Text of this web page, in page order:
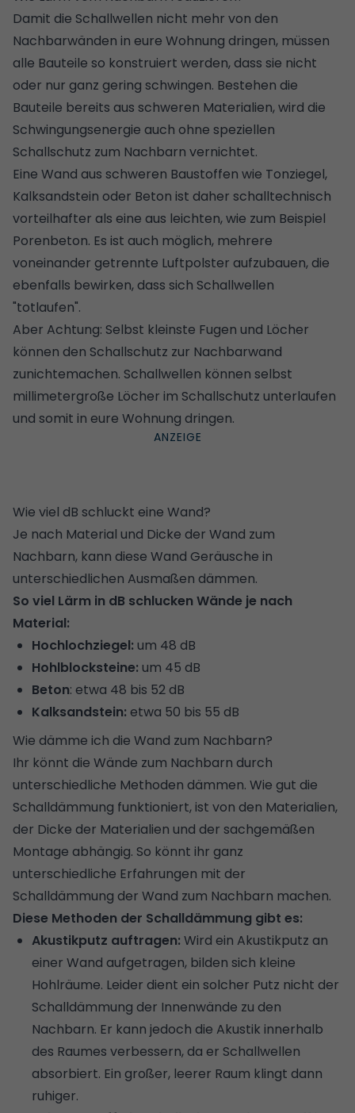
Damit die Schallwellen nicht mehr von den
Nachbarwänden in eure Wohnung dringen, müssen
alle Bauteile so konstruiert werden, dass sie nicht
oder nur ganz gering schwingen. Bestehen die
Bauteile bereits aus schweren Materialien, wird die
Schwingungsenergie auch ohne speziellen
Schallschutz zum Nachbarn vernichtet.
Eine Wand aus schweren Baustoffen wie Tonziegel,
Kalksandstein oder Beton ist daher schalltechnisch
vorteilhafter als eine aus leichten, wie zum Beispiel
Porenbeton. Es ist auch möglich, mehrere
voneinander getrennte Luftpolster aufzubauen, die
ebenfalls bewirken, dass sich Schallwellen
"totlaufen".
Aber Achtung: Selbst kleinste Fugen und Löcher
können den Schallschutz zur Nachbarwand
zunichtemachen. Schallwellen können selbst
millimetergroße Löcher im Schallschutz unterlaufen
und somit in eure Wohnung dringen.
Wie viel dB schluckt eine Wand?
Je nach Material und Dicke der Wand zum
Nachbarn, kann diese Wand Geräusche in
unterschiedlichen Ausmaßen dämmen.
So viel Lärm in dB schlucken Wände je nach
Material:
Hochlochziegel: um 48 dB
Hohlblocksteine: um 45 dB
Beton: etwa 48 bis 52 dB
Kalksandstein: etwa 50 bis 55 dB
Wie dämme ich die Wand zum Nachbarn?
Ihr könnt die Wände zum Nachbarn durch
unterschiedliche Methoden dämmen. Wie gut die
Schalldämmung funktioniert, ist von den Materialien,
der Dicke der Materialien und der sachgemäßen
Montage abhängig. So könnt ihr ganz
unterschiedliche Erfahrungen mit der
Schalldämmung der Wand zum Nachbarn machen.
Diese Methoden der Schalldämmung gibt es:
Akustikputz auftragen: Wird ein Akustikputz an
einer Wand aufgetragen, bilden sich kleine
Hohlräume. Leider dient ein solcher Putz nicht der
Schalldämmung der Innenwände zu den
Nachbarn. Er kann jedoch die Akustik innerhalb
des Raumes verbessern, da er Schallwellen
absorbiert. Ein großer, leerer Raum klingt dann
ruhiger.